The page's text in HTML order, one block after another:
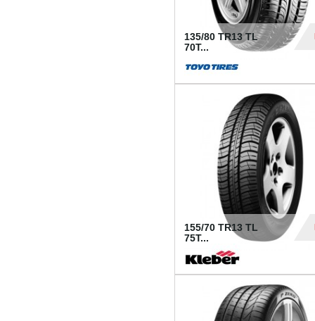
135/80 TR13 TL
70T...
155/70 TR13 TL
75T...